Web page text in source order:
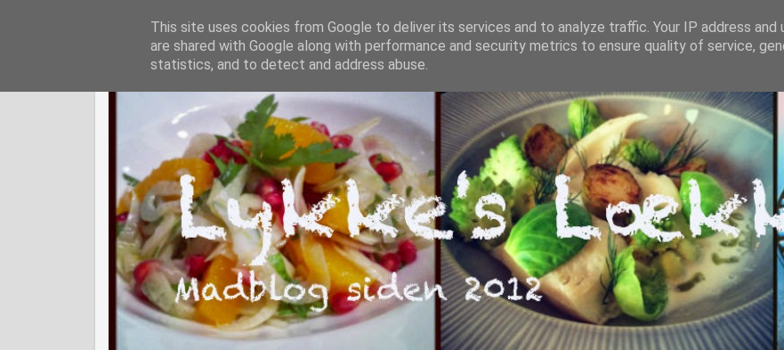
This site uses cookies from Google to deliver its services and to analyze traffic. Your IP address and
are shared with Google along with performance and security metrics to ensure quality of service,
statistics, and to detect and address abuse.